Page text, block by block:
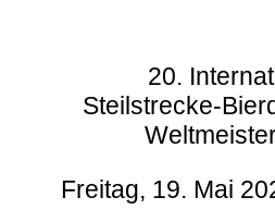
20.
Steilstrecke-
Freitag, 19. Mai